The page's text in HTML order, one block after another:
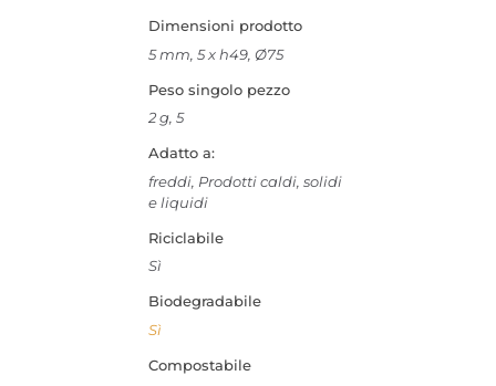
Dimensioni prodotto
5 mm, 5 x h49, Ø75
Peso singolo pezzo
2 g, 5
Adatto a:
freddi, Prodotti caldi, solidi
e liquidi
Riciclabile
Sì
Biodegradabile
Sì
Compostabile